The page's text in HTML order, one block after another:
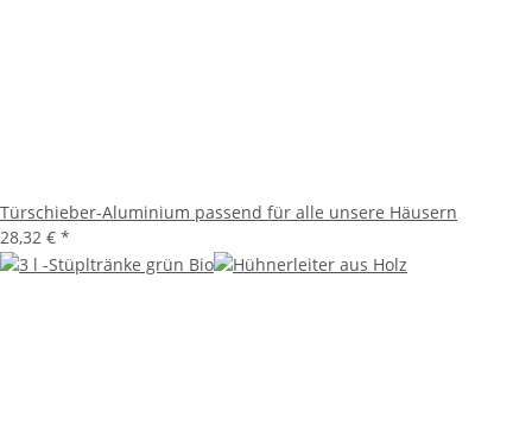
Türschieber-Aluminium passend für alle unsere Häusern
28,32 € *